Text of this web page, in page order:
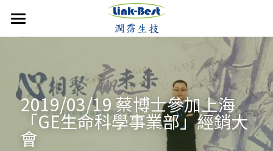
首頁
潤霈快訊
最新消息
媒體報導
公司介紹
成立沿革
技術優勢
2019/03/19 蔡博士參加上海
「GE生命科學事業部」經銷大
會